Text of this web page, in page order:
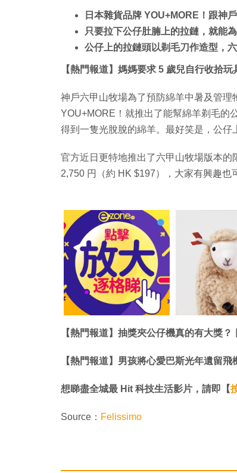
日本雜貨品牌 YOU+MORE！跟神
只要拉下公仔肚腩上的拉鏈，就能
公仔上的拉鏈頭以剃毛刀作造型，
【熱門報道】媽媽要求 5 歲兒自行收拾
神戶六甲山牧場為了預防綿羊中暑及管理
YOU+MORE！就推出了能幫綿羊剃毛的
得到一隻光脫脫的綿羊。最好笑是，公仔
官方近日更特地推出了六甲山牧場版本
2,750 円（約 HK $197），大家有興趣也
【熱門報道】抽獎夾公仔機真的有大獎
【熱門報道】男孩將心愛巴斯光年遺留
想睇盡全城最 Hit 科技生活影片，請即【
Source： Felissimo